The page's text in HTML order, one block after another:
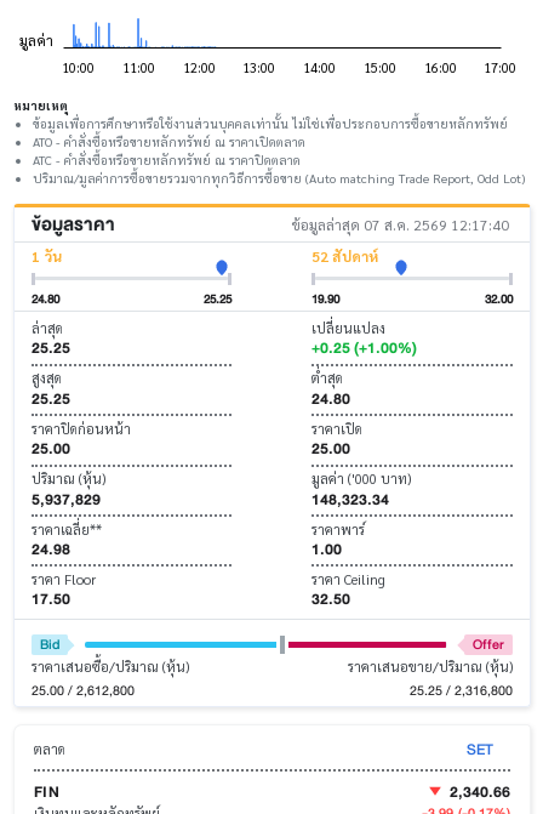
หมายเหตุ
ข้อมูลเพื่อการศึกษาหรือใช้งานส่วนบุคคลเท่านั้น ไม่ใช่เพื่อประกอบการซื้อขายหลักทรัพย์
ATO - คำสั่งซื้อหรือขายหลักทรัพย์ ณ ราคาเปิดตลาด
ATC - คำสั่งซื้อหรือขายหลักทรัพย์ ณ ราคาปิดตลาด
ปริมาณ/มูลค่าการซื้อขายรวมจากทุกวิธีการซื้อขาย (Auto matching Trade Report, Odd Lot)
ข้อมูลราคา
ข้อมูลล่าสุด 07 ส.ค. 2569 12:17:40
1 วัน
24.80 25.25
52 สัปดาห์
19.90 32.00
ล่าสุด
25.25
เปลี่ยนแปลง
+0.25 (+1.00%)
สูงสุด
25.25
ต่ำสุด
24.80
ราคาปิดก่อนหน้า
25.00
ราคาเปิด
25.00
ปริมาณ (หุ้น)
5,937,829
มูลค่า ('000 บาท)
148,323.34
ราคาเฉลี่ย**
24.98
ราคาพาร์
1.00
ราคา Floor
17.50
ราคา Ceiling
32.50
Bid Offer
ราคาเสนอซื้อ/ปริมาณ (หุ้น)
25.00 / 2,612,800
ราคาเสนอขาย/ปริมาณ (หุ้น)
25.25 / 2,316,800
ตลาด
SET
FIN
2,340.66